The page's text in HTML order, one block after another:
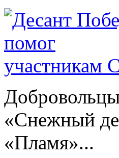
«Снежный
«Пламя»...